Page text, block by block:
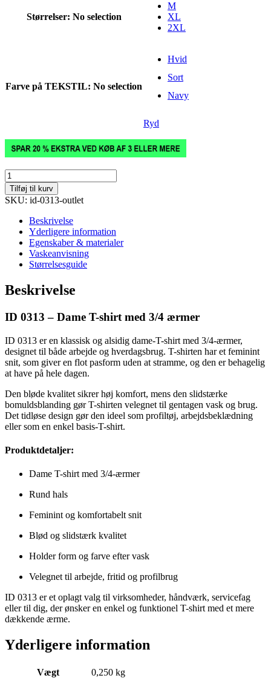
149,00 kr..79,00 kr..
Størrelser: No selection
M
XL
2XL
Farve på TEKSTIL: No selection
Hvid
Sort
Navy
Ryd
PRO
Wear
T-
shirt
ærmet
dame
0313
-
antal
Tilføj til kurv
SKU: id-0313-outlet
Beskrivelse
Yderligere information
Egenskaber & materialer
Vaskeanvisning
Størrelsesguide
Beskrivelse
ID 0313 – Dame T-shirt med 3/4 ærmer
ID 0313 er en klassisk og alsidig dame-T-shirt med 3/4-ærmer,
designet til både arbejde og hverdagsbrug. T-shirten har et feminint
snit, som giver en flot pasform uden at stramme, og den er behagelig
at have på hele dagen.
Den bløde kvalitet sikrer høj komfort, mens den slidstærke
bomuldsblanding gør T-shirten velegnet til gentagen vask og brug.
Det tidløse design gør den ideel som profiltøj, arbejdsbeklædning
eller som en enkel basis-T-shirt.
Produktdetaljer:
Dame T-shirt med 3/4-ærmer
Rund hals
Feminint og komfortabelt snit
Blød og slidstærk kvalitet
Holder form og farve efter vask
Velegnet til arbejde, fritid og profilbrug
ID 0313 er et oplagt valg til virksomheder, håndværk, servicefag
eller til dig, der ønsker en enkel og funktionel T-shirt med et mere
dækkende ærme.
Yderligere information
Vægt 0,250 kg